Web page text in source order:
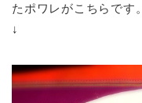
たポワレがこちらです。
↓